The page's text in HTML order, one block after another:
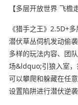
【多层开放世界 飞檐
《猎手之王》2.5D+
潜伏草丛伺机发动偷
多样的玩法内容、团
场&ldquo;引狼入室
可以攀爬和躲藏在任
设置陷阱进行潜伏逆